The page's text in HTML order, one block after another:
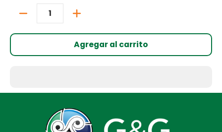
Agregar al carrito